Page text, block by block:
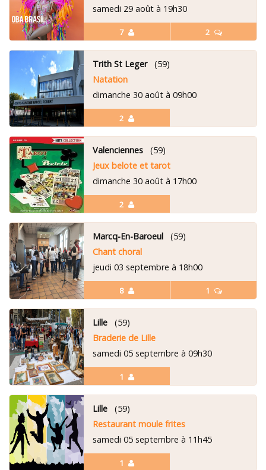
7 2
samedi 29 août à 19h30
2
Trith St Leger(59)
Natation
dimanche 30 août à 09h00
2
Valenciennes(59)
Jeux belote et tarot
dimanche 30 août à 17h00
8 1
Marcq-En-Baroeul(59)
Chant choral
jeudi 03 septembre à 18h00
1
Lille(59)
Braderie de Lille
samedi 05 septembre à 09h30
1
Lille(59)
Restaurant moule frites
samedi 05 septembre à 11h45